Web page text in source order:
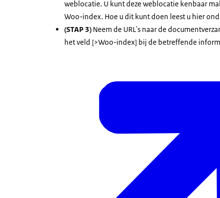
weblocatie. U kunt deze weblocatie kenbaar
Woo-index. Hoe u dit kunt doen leest u hier
(STAP 3) Neem de URL's naar de
het veld [>Woo-index] bij de betreffende